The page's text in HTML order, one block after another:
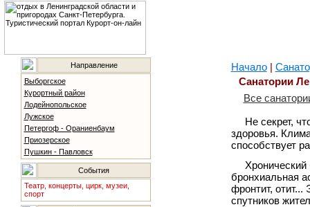
Направление
Выборгское
Курортный район
Лодейнопольское
Лужское
Петергоф - Ораниенбаум
Приозерское
Пушкин - Павловск
События
Театр, концерты, цирк, музеи,
спорт
Начало|
Санатории
Все
Не секрет,
здоровья.
способствует
Хронический
бронхиальная
фронтит,
спутников